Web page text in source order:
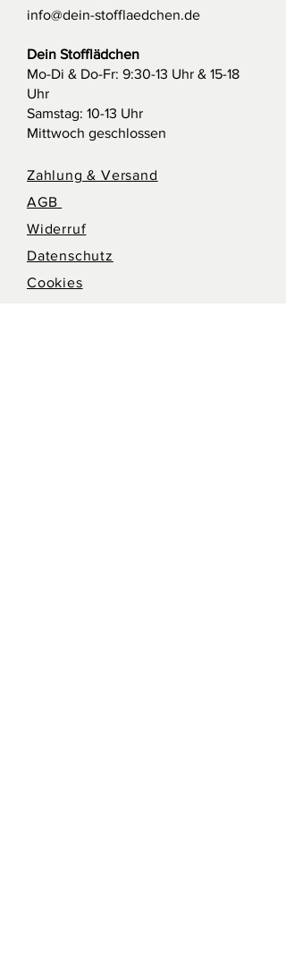
info@dein-stofflaedchen.de
Dein Stofflädchen
Mo-Di & Do-Fr: 9:30-13 Uhr & 15-18
Uhr
Samstag: 10-13 Uhr
Mittwoch geschlossen
Zahlung & Versand
AGB
Widerruf
Datenschutz
Cookies